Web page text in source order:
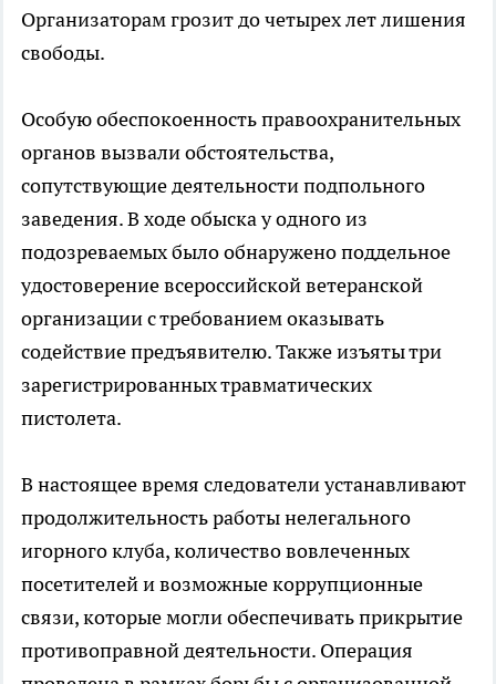
Организаторам грозит до четырех лет лишения
свободы.
Особую обеспокоенность правоохранительных
органов вызвали обстоятельства,
сопутствующие деятельности подпольного
заведения. В ходе обыска у одного из
подозреваемых было обнаружено поддельное
удостоверение всероссийской ветеранской
организации с требованием оказывать
содействие предъявителю. Также изъяты три
зарегистрированных травматических
пистолета.
В настоящее время следователи устанавливают
продолжительность работы нелегального
игорного клуба, количество вовлеченных
посетителей и возможные коррупционные
связи, которые могли обеспечивать прикрытие
противоправной деятельности. Операция